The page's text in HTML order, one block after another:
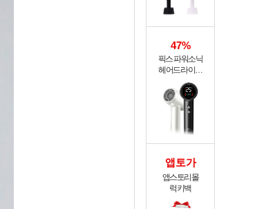
47%
픽스 파워소닉
헤어드라이기
XHS-702
앱토가
앱스토리몰
럭키백